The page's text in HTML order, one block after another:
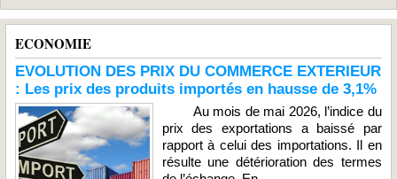
ECONOMIE
EVOLUTION DES PRIX DU COMMERCE EXTERIEUR
: Les prix des produits importés en hausse de 3,1%
Au mois de mai 2026, l’indice du
prix des exportations a baissé par
rapport à celui des importations. Il en
résulte une détérioration des termes